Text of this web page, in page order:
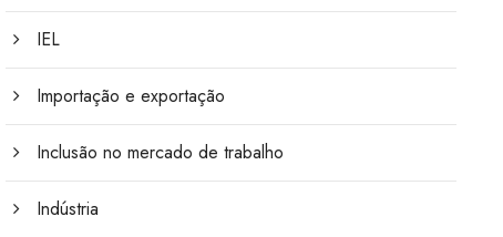
IEL
Importação e exportação
Inclusão no mercado de trabalho
Indústria